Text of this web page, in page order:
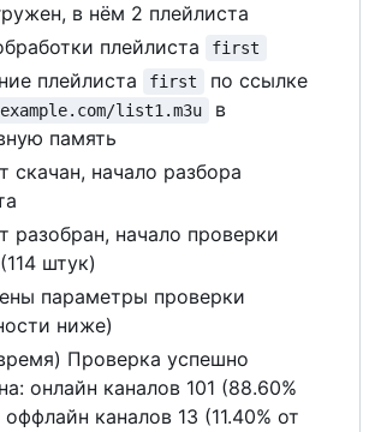
в нём 2 плейлиста
плейлиста
first
плейлиста first по ссылке
list1.m3u
в
память
скачан, начало разбора
разобран, начало проверки
штук)
параметры проверки
ниже)
Проверка успешно
онлайн каналов 101 (88.60%
каналов 13 (11.40% от